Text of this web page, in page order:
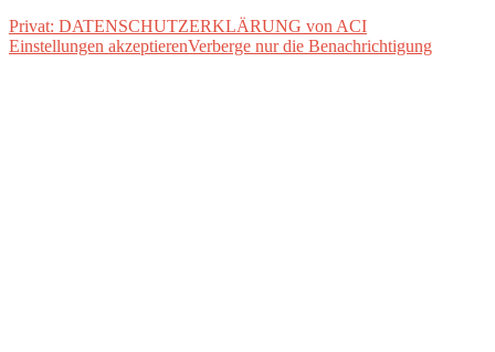
Privat: DATENSCHUTZERKLÄRUNG von ACI
Einstellungen akzeptierenVerberge nur die Benachrichtigung